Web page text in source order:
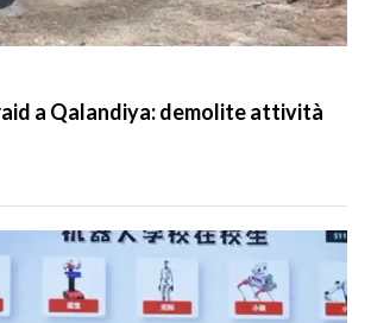
a Qalandiya: demolite attività